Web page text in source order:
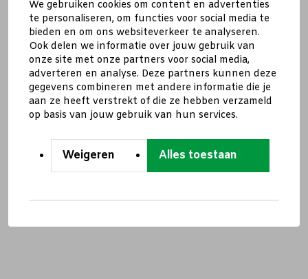
We gebruiken cookies om content en advertenties
te personaliseren, om functies voor social media te
bieden en om ons websiteverkeer te analyseren.
Ook delen we informatie over jouw gebruik van
onze site met onze partners voor social media,
adverteren en analyse. Deze partners kunnen deze
gegevens combineren met andere informatie die je
aan ze heeft verstrekt of die ze hebben verzameld
op basis van jouw gebruik van hun services.
Weigeren Alles toestaan